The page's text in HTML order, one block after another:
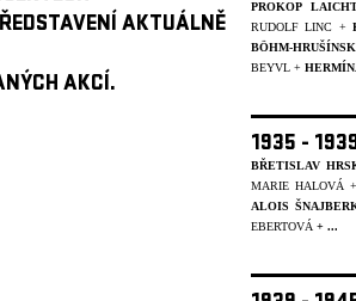
AKTUÁLNĚ
AKCÍ.
PROKOP
RUDOLF LINC +
BÖHM-
BEYVL +
1935 -
BŘETISLAV
MARIE HALOVÁ
ALOIS
EBERTOVÁ + ...